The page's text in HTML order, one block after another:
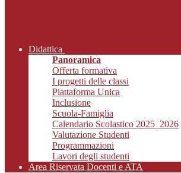
Didattica
Panoramica
Offerta formativa
I progetti delle classi
Piattaforma Unica
Inclusione
Scuola-Famiglia
Calendario Scolastico 2025_2026
Valutazione Studenti
Programmazioni
Lavori degli studenti
Area Riservata Docenti e ATA